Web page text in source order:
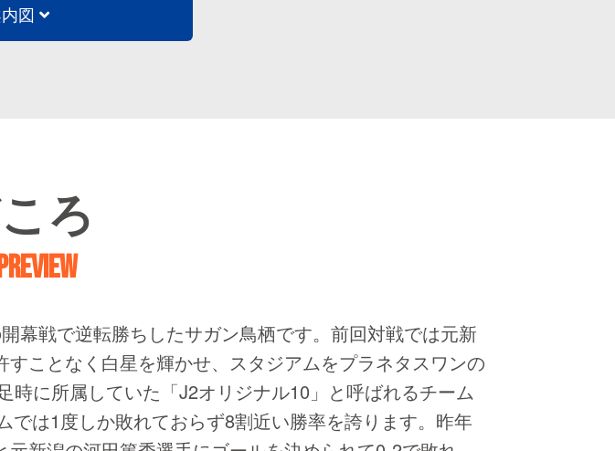
図
ろ
幕戦で逆転勝ちしたサガン鳥栖です。前回対戦では元新
ことなく白星を輝かせ、スタジアムをプラネタスワンの
に所属していた「J2オリジナル10」と呼ばれるチーム
は1度しか敗れておらず8割近い勝率を誇ります。昨年